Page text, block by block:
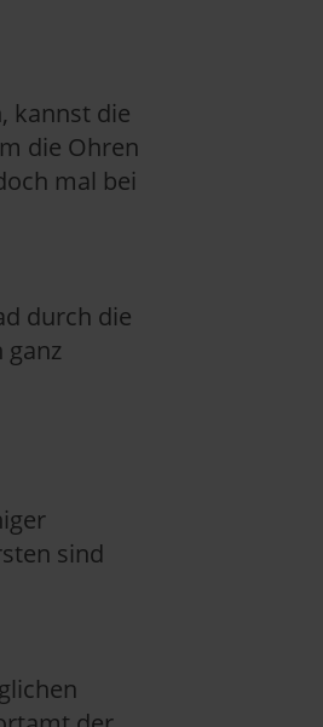
kannst die
die Ohren
mal bei
durch die
ganz
sind